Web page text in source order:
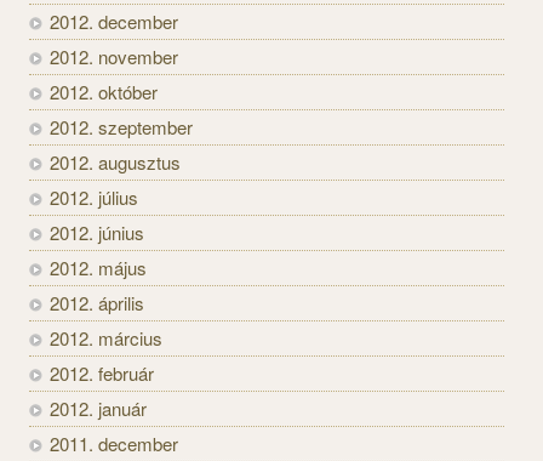
2012. december
2012. november
2012. október
2012. szeptember
2012. augusztus
2012. július
2012. június
2012. május
2012. április
2012. március
2012. február
2012. január
2011. december